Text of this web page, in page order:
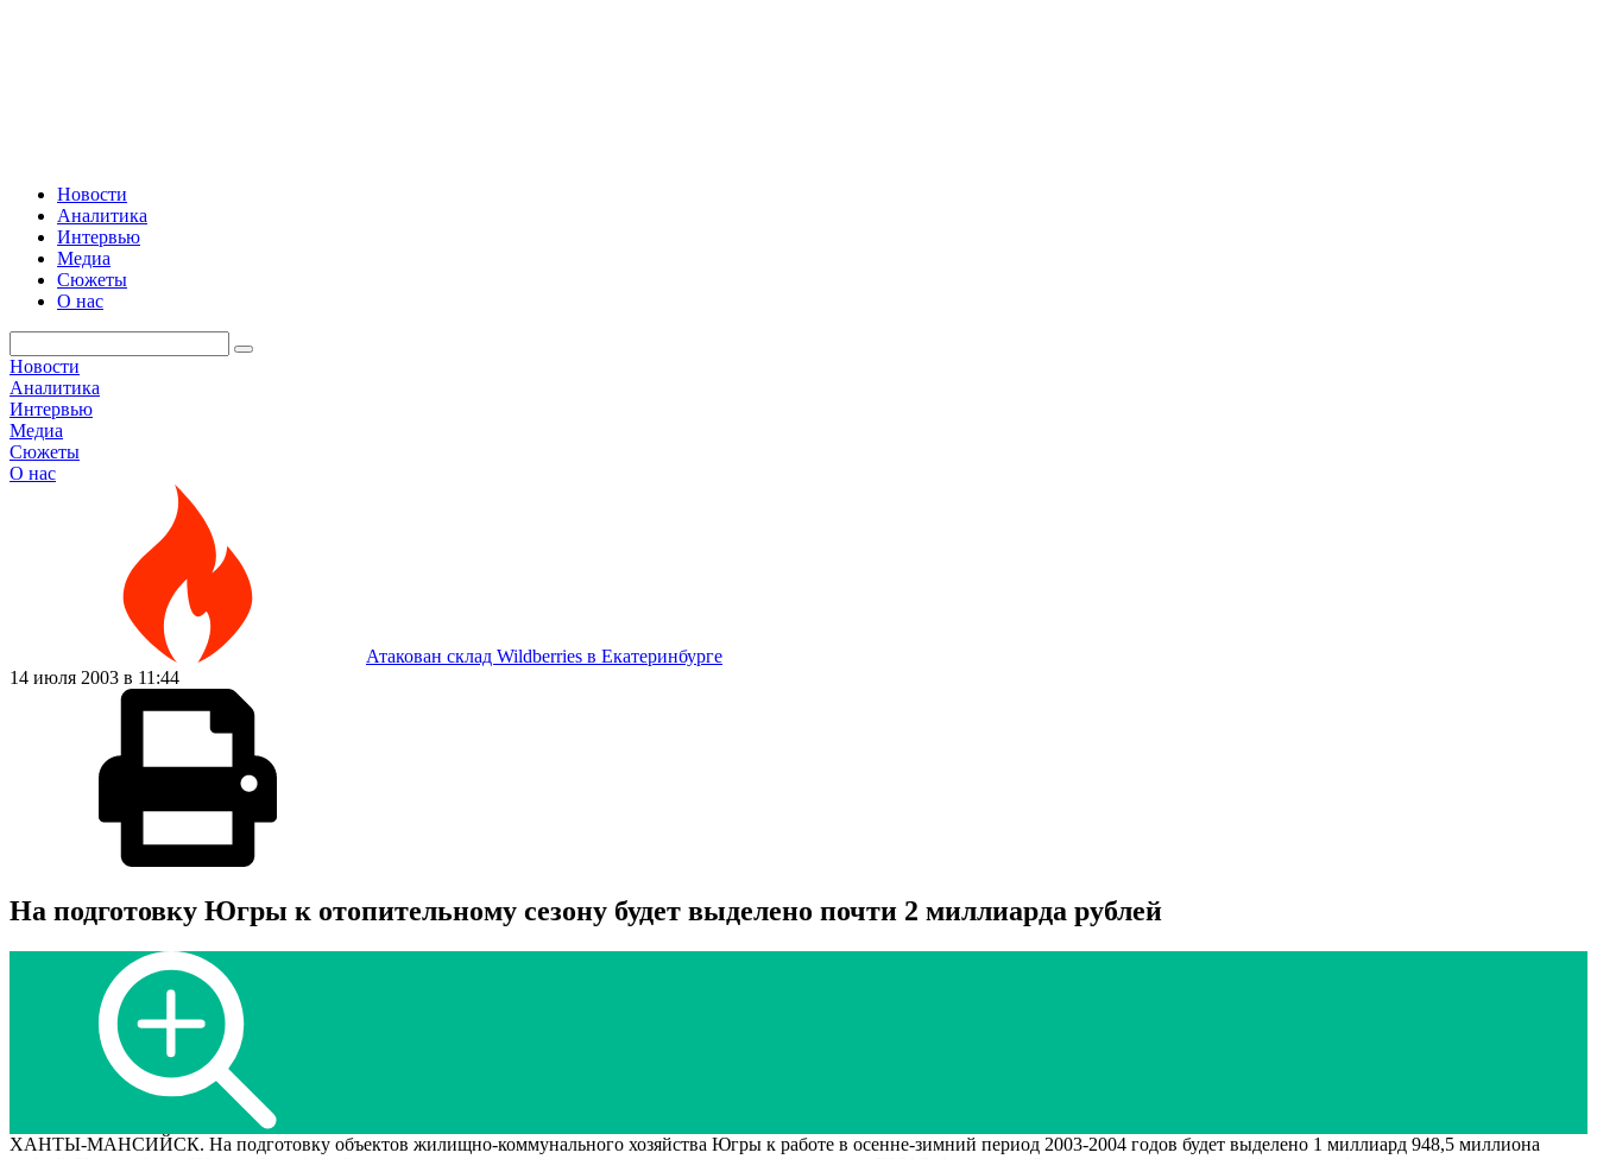
Новости
Аналитика
Интервью
Медиа
Сюжеты
О нас
Новости
Аналитика
Интервью
Медиа
Сюжеты
О нас
Атакован склад Wildberries в Екатеринбурге
14 июля 2003 в 11:44
На подготовку Югры к отопительному сезону будет выделено почти 2 миллиарда рублей
ХАНТЫ-МАНСИЙСК. На подготовку объектов жилищно-коммунального хозяйства Югры к работе в осенне-зимний период 2003-2004 годов будет выделено 1 миллиард 948,5 миллиона